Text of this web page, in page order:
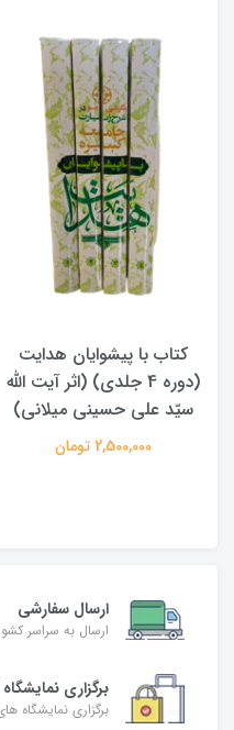
کتاب با پیشوایان هدایت
(دوره 4 جلدی) (اثر آیت الله
سیّد علی حسینی میلانی)
2,500,000 تومان
ارسال سفارشی
ارسال به سراسر
برگزاری
برگزاری نمایشگاه